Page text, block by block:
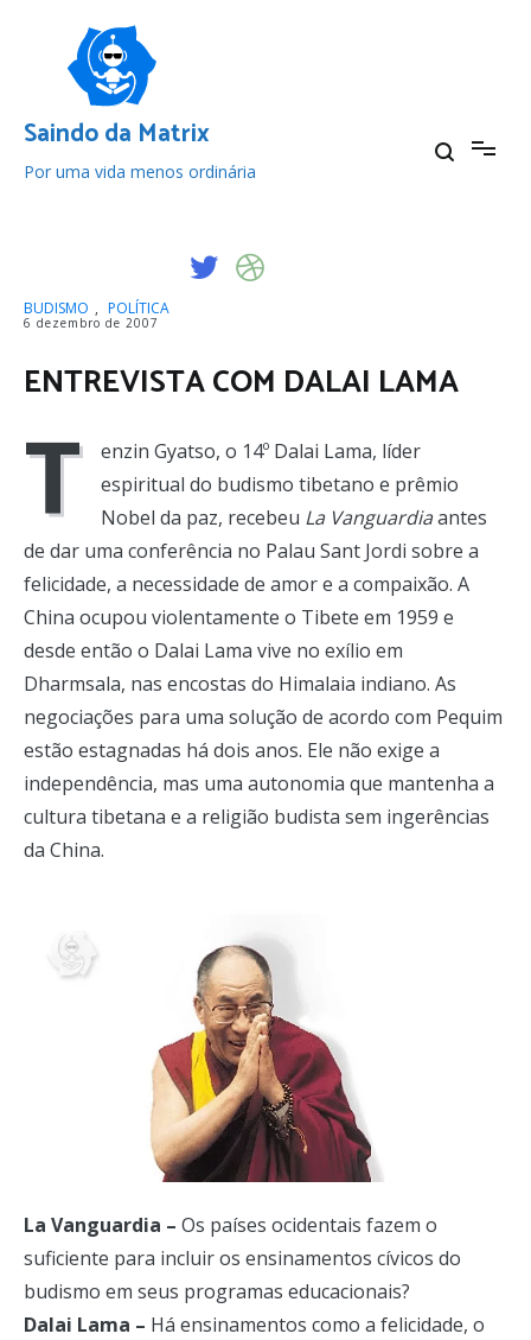
conteúdo
Saindo da Matrix
Por uma vida menos ordinária
BUDISMO , POLÍTICA
6 dezembro de 2007
ENTREVISTA COM DALAI LAMA
T
enzin Gyatso, o 14º Dalai Lama, líder
espiritual do budismo tibetano e prêmio
Nobel da paz, recebeu La Vanguardiaantes
de dar uma conferência no Palau Sant Jordi sobre a
felicidade, a necessidade de amor e a compaixão. A
China ocupou violentamente o Tibete em 1959 e
desde então o Dalai Lama vive no exílio em
Dharmsala, nas encostas do Himalaia indiano. As
negociações para uma solução de acordo com Pequim
estão estagnadas há dois anos. Ele não exige a
independência, mas uma autonomia que mantenha a
cultura tibetana e a religião budista sem ingerências
da China.
La Vanguardia – Os países ocidentais fazem o
suficiente para incluir os ensinamentos cívicos do
budismo em seus programas educacionais?
Dalai Lama – Há ensinamentos como a felicidade, o